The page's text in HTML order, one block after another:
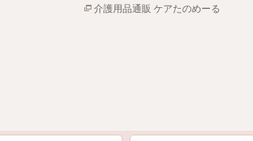
介護用品通販 ケアたのめーる